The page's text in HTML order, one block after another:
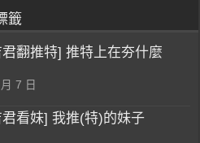
籤
翻推特] 推特上在夯什麼
7 日
看妹] 我推(特)的妹子